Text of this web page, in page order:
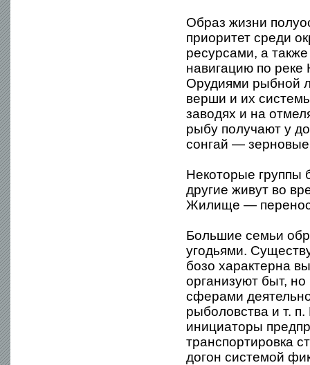
Образ жизни
приоритет среди
ресурсами, а
навигацию по
Орудиями рыбной
верши и их
заводях и на
рыбу получают у
сонгай —
Некоторые группы
другие живут во
Жилище —
Большие семьи
угодьями.
бозо характерна
организуют быт,
сферами
рыболовства и т.
инициаторы
транспортировка
догон системой